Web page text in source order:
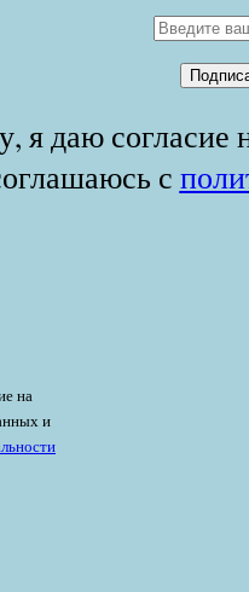
я даю согласие
с
на
и